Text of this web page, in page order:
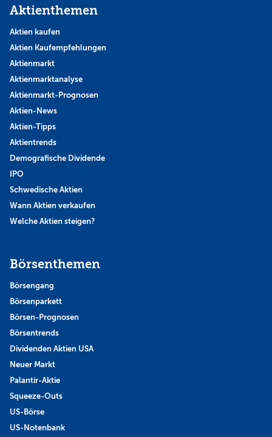
Aktienthemen
Aktien kaufen
Aktien Kaufempfehlungen
Aktienmarkt
Aktienmarktanalyse
Aktienmarkt-Prognosen
Aktien-News
Aktien-Tipps
Aktientrends
Demografische Dividende
IPO
Schwedische Aktien
Wann Aktien verkaufen
Welche Aktien steigen?
Börsenthemen
Börsengang
Börsenparkett
Börsen-Prognosen
Börsentrends
Dividenden Aktien USA
Neuer Markt
Palantir-Aktie
Squeeze-Outs
US-Börse
US-Notenbank